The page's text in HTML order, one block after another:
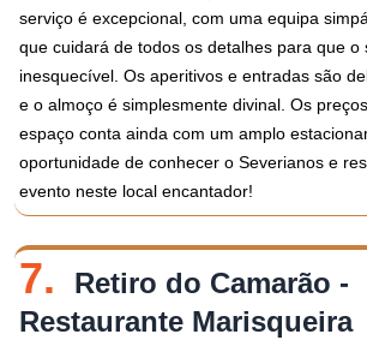
serviço é excepcional, com uma equipa
que cuidará de todos os detalhes para que o
inesquecível. Os aperitivos e entradas são
e o almoço é simplesmente divinal. Os
espaço conta ainda com um amplo
oportunidade de conhecer o Severianos e
evento neste local encantador!
7.
Retiro do Camarão -
Restaurante Marisqueira